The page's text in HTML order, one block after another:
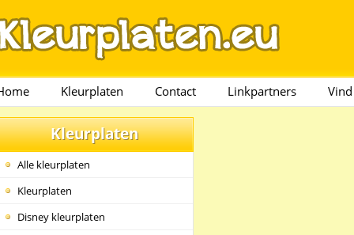
Kleurplaten Contact Linkpartners
Kleurplaten
Alle kleurplaten
Kleurplaten
Disney kleurplaten